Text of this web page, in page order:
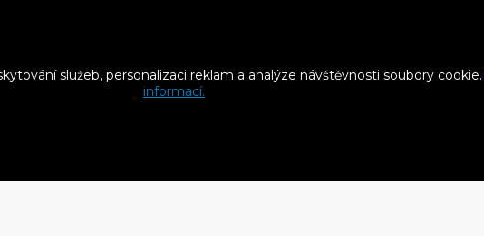
služeb, personalizaci reklam a analýze návštěvnosti soubory cookie.
informací.
Konektor s vnitřním